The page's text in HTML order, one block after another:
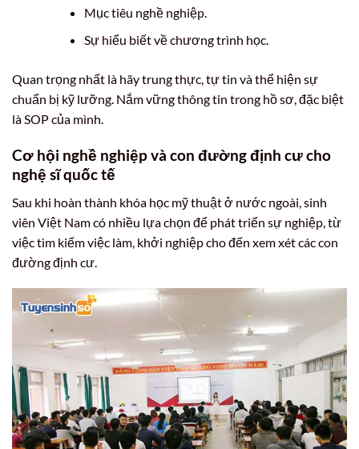
Mục tiêu nghề nghiệp.
Sự hiểu biết về chương trình học.
Quan trọng nhất là hãy trung thực, tự tin và thể hiện sự
chuẩn bị kỹ lưỡng. Nắm vững thông tin trong hồ sơ, đặc biệt
là SOP của mình.
Cơ hội nghề nghiệp và con đường định cư cho
nghệ sĩ quốc tế
Sau khi hoàn thành khóa học mỹ thuật ở nước ngoài, sinh
viên Việt Nam có nhiều lựa chọn để phát triển sự nghiệp, từ
việc tìm kiếm việc làm, khởi nghiệp cho đến xem xét các con
đường định cư.